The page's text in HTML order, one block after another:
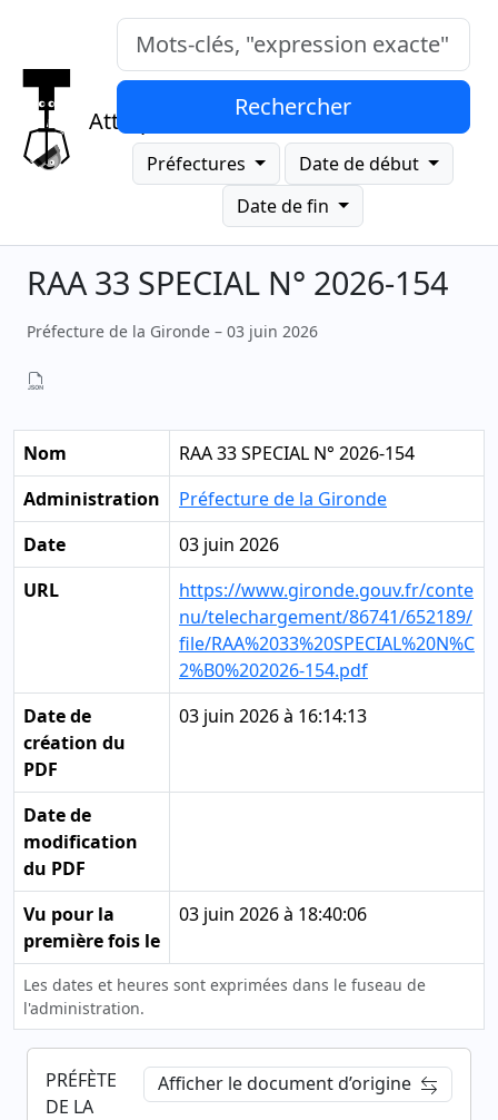
Attrap
Mots-clés, "expression exacte"
Rechercher
Préfectures
Date de début
Date de fin
RAA 33 SPECIAL N° 2026-154
Préfecture de la Gironde – 03 juin 2026
Nom
RAA 33 SPECIAL N° 2026-154
Administration
Préfecture de la Gironde
Date
03 juin 2026
URL
https://www.gironde.gouv.fr/conte
nu/telechargement/86741/652189/
file/RAA%2033%20SPECIAL%20N%C
2%B0%202026-154.pdf
Date de
création du
PDF
03 juin 2026 à 16:14:13
Date de
modification
du PDF
Vu pour la
première fois le
03 juin 2026 à 18:40:06
Les dates et heures sont exprimées dans le fuseau de
l'administration.
Afficher le document d’origine
PRÉFÈTE
DE LA